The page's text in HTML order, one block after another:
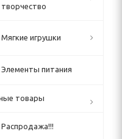
творчество
Мягкие игрушки
Элементы питания
товары
Распродажа!!!